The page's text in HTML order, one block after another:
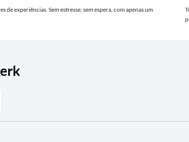
de experiências. Sem estresse, sem espera, com apenas um